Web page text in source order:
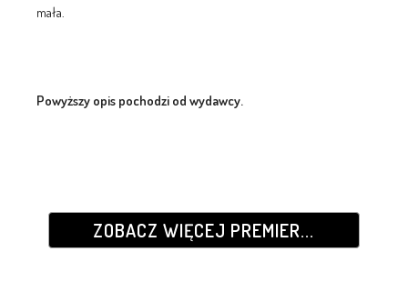
mała.
Powyższy opis pochodzi od wydawcy.
ZOBACZ WIĘCEJ PREMIER...